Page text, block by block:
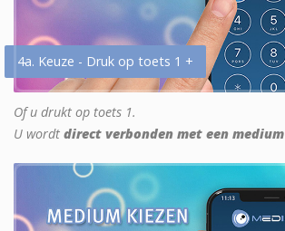
4a. Keuze - Druk op toets 1 +
Of u drukt op toets 1.
U wordt direct verbonden met een medium